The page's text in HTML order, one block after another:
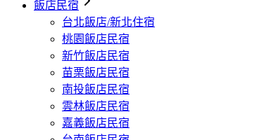
飯店民宿
台北飯店/新北住宿
桃園飯店民宿
新竹飯店民宿
苗栗飯店民宿
南投飯店民宿
雲林飯店民宿
嘉義飯店民宿